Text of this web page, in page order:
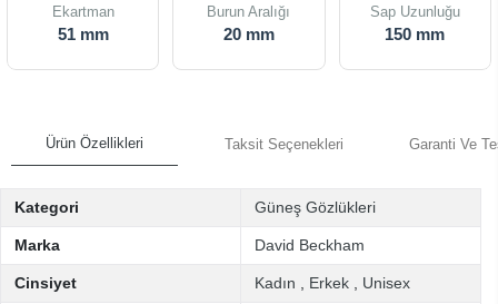
Ekartman
51 mm
Burun Aralığı
20 mm
Sap Uzunluğu
150 mm
Ürün Özellikleri Taksit Seçenekleri Garanti Ve
Kategori Güneş Gözlükleri
Marka David Beckham
Cinsiyet Kadın Erkek Unisex